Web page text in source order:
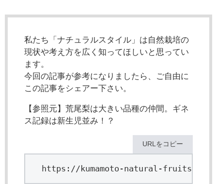
私たち「ナチュラルスタイル」は自然栽培の
現状や考え方を広く知ってほしいと思ってい
ます。
今回の記事が参考になりましたら、ご自由に
この記事をシェアー下さい。
【参照元】荒尾梨は大きい品種の仲間。ギネ
ス記録は新生児並み！？
URLをコピー
https://kumamoto-natural-